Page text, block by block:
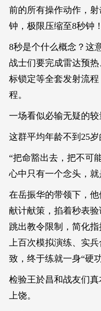
前的所有操作动作，
钟，极限压缩至8秒钟！
8秒是个什么概念？这
战士们要完成雷达预
标锁定等全套发射流
程。
一场看似必输无疑的较
这群平均年龄不到25岁
“把命豁出去，把不可
心中只有一个念头，就
在岳振华的带领下，
献计献策，掐着秒表
跳出教令限制，简化
上百次模拟演练、实
致，终于练就一身“硬功
检验王於昌和战友们
上饶。